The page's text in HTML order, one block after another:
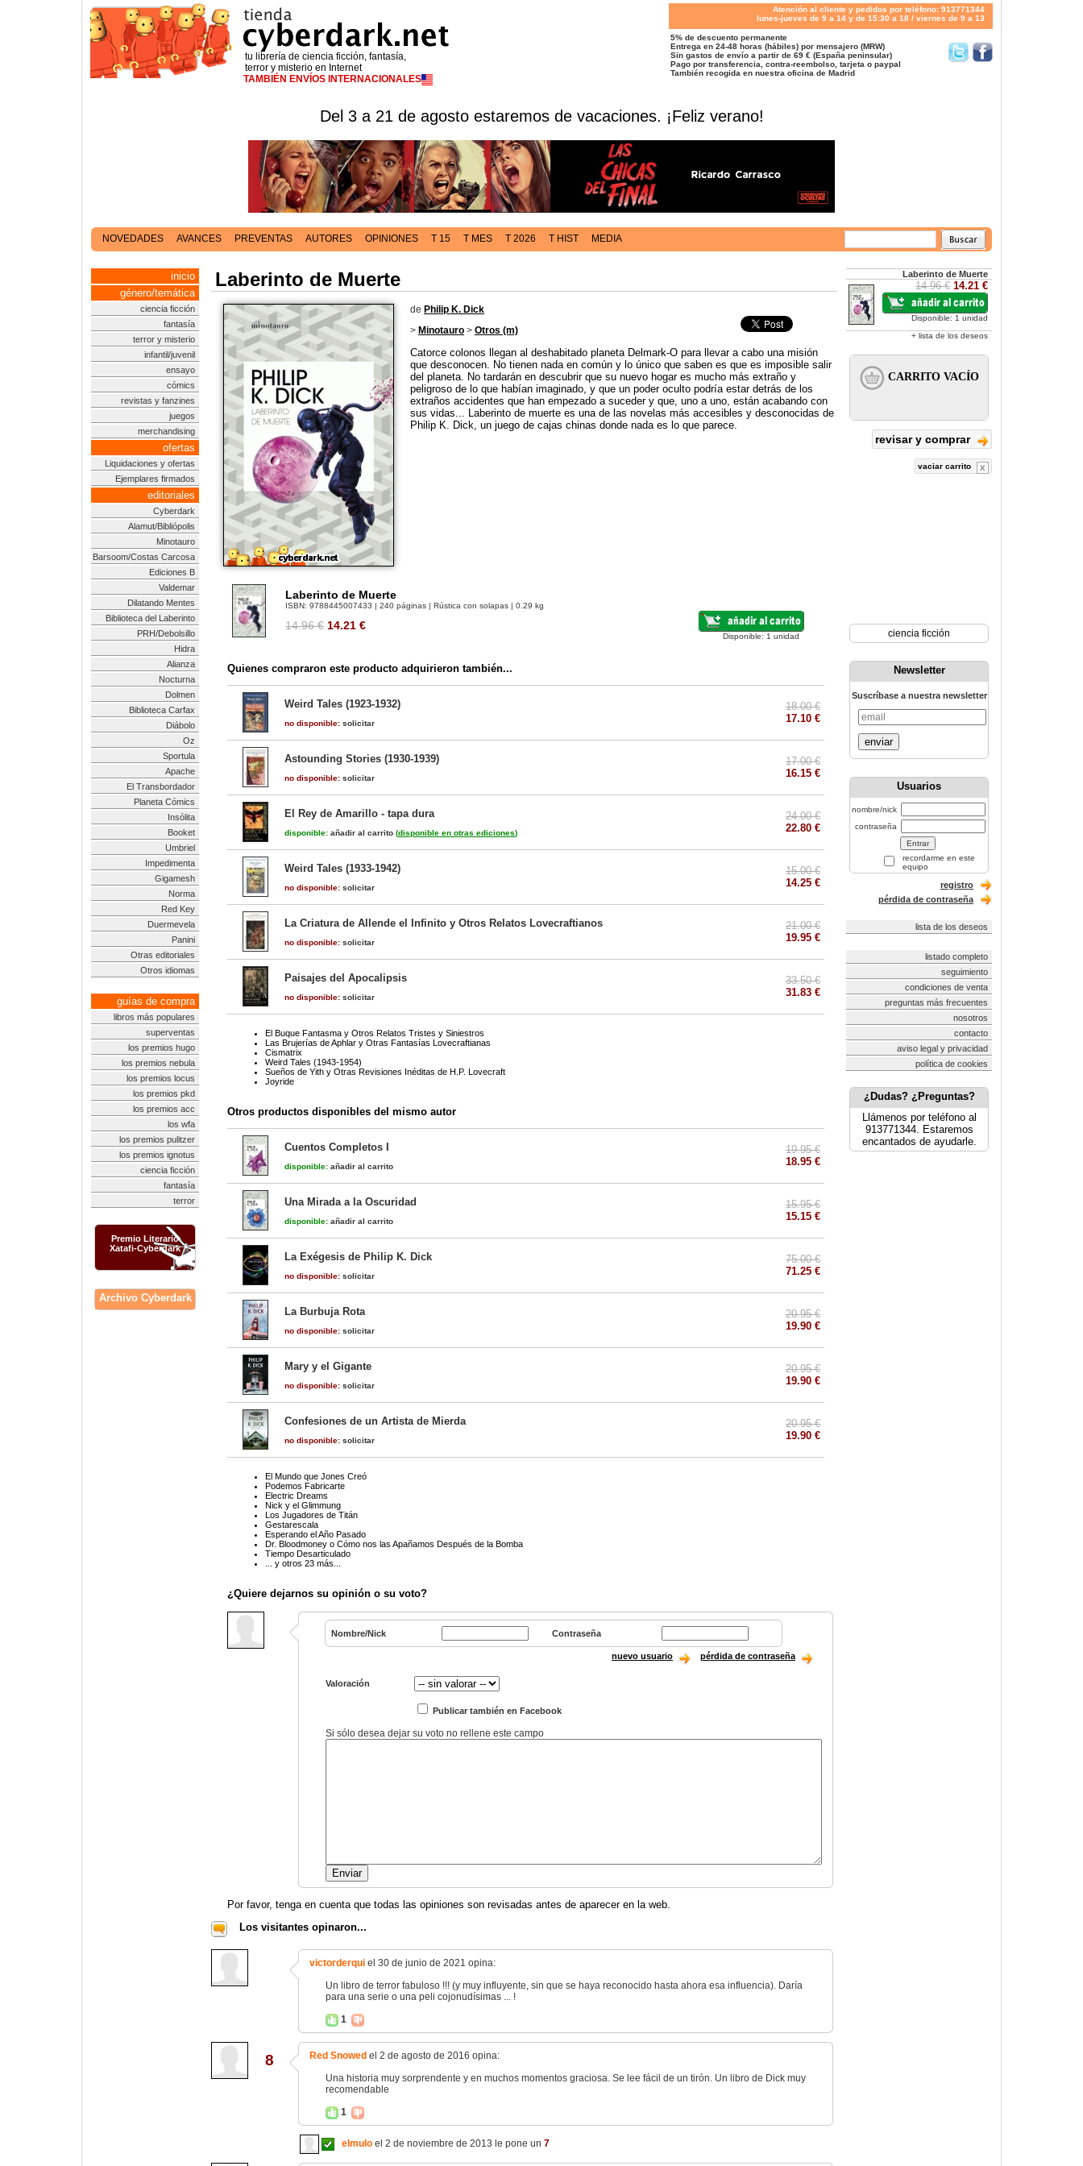
tu librería de ciencia ficción, fantasía,
terror y misterio en Internet
TAMBIÉN ENVÍOS INTERNACIONALES
Atención al cliente y pedidos por teléfono: 913771344
lunes-jueves de 9 a 14 y de 15:30 a 18 / viernes de 9 a 13
5% de descuento permanente
Entrega en 24-48 horas (hábiles) por mensajero (MRW)
Sin gastos de envío a partir de 69 € (España peninsular)
Pago por transferencia, contra-reembolso, tarjeta o paypal
También recogida en nuestra oficina de Madrid
Del 3 a 21 de agosto estaremos de vacaciones. ¡Feliz verano!
NOVEDADES AVANCES PREVENTAS AUTORES OPINIONES T 15 T MES T 2026 T HIST MEDIA
inicio
género/temática
ciencia ficción
fantasía
terror y misterio
infantil/juvenil
ensayo
cómics
revistas y fanzines
juegos
merchandising
ofertas
Liquidaciones y ofertas
Ejemplares firmados
editoriales
Cyberdark
Alamut/Bibliópolis
Minotauro
Barsoom/Costas Carcosa
Ediciones B
Valdemar
Dilatando Mentes
Biblioteca del Laberinto
PRH/Debolsillo
Hidra
Alianza
Nocturna
Dolmen
Biblioteca Carfax
Diábolo
Oz
Sportula
Apache
El Transbordador
Planeta Cómics
Insólita
Booket
Umbriel
Impedimenta
Gigamesh
Norma
Red Key
Duermevela
Panini
Otras editoriales
Otros idiomas
guías de compra
libros más populares
superventas
los premios hugo
los premios nebula
los premios locus
los premios pkd
los premios acc
los wfa
los premios pulitzer
los premios ignotus
ciencia ficción
fantasía
terror
Premio Literario
Xatafi-Cyberdark
Archivo Cyberdark
Laberinto de Muerte
de Philip K. Dick
> Minotauro > Otros (m)
Catorce colonos llegan al deshabitado planeta Delmark-O para llevar a cabo una misión
que desconocen. No tienen nada en común y lo único que saben es que es imposible salir
del planeta. No tardarán en descubrir que su nuevo hogar es mucho más extraño y
peligroso de lo que habían imaginado, y que un poder oculto podría estar detrás de los
extraños accidentes que han empezado a suceder y que, uno a uno, están acabando con
sus vidas... Laberinto de muerte es una de las novelas más accesibles y desconocidas de
Philip K. Dick, un juego de cajas chinas donde nada es lo que parece.
Laberinto de Muerte
ISBN: 9788445007433 | 240 páginas | Rústica con solapas | 0.29 kg
14.96 € 14.21 €
Disponible: 1 unidad
Quienes compraron este producto adquirieron también...
Weird Tales (1923-1932)
no disponible: solicitar
18.00 €
17.10 €
Astounding Stories (1930-1939)
no disponible: solicitar
17.00 €
16.15 €
El Rey de Amarillo - tapa dura
disponible: añadir al carrito (disponible en otras ediciones)
24.00 €
22.80 €
Weird Tales (1933-1942)
no disponible: solicitar
15.00 €
14.25 €
La Criatura de Allende el Infinito y Otros Relatos Lovecraftianos
no disponible: solicitar
21.00 €
19.95 €
Paisajes del Apocalipsis
no disponible: solicitar
33.50 €
31.83 €
El Buque Fantasma y Otros Relatos Tristes y Siniestros
Las Brujerías de Aphlar y Otras Fantasías Lovecraftianas
Cismatrix
Weird Tales (1943-1954)
Sueños de Yith y Otras Revisiones Inéditas de H.P. Lovecraft
Joyride
Otros productos disponibles del mismo autor
Cuentos Completos I
disponible: añadir al carrito
19.95 €
18.95 €
Una Mirada a la Oscuridad
disponible: añadir al carrito
15.95 €
15.15 €
La Exégesis de Philip K. Dick
no disponible: solicitar
75.00 €
71.25 €
La Burbuja Rota
no disponible: solicitar
20.95 €
19.90 €
Mary y el Gigante
no disponible: solicitar
20.95 €
19.90 €
Confesiones de un Artista de Mierda
no disponible: solicitar
20.95 €
19.90 €
El Mundo que Jones Creó
Podemos Fabricarte
Electric Dreams
Nick y el Glimmung
Los Jugadores de Titán
Gestarescala
Esperando el Año Pasado
Dr. Bloodmoney o Cómo nos las Apañamos Después de la Bomba
Tiempo Desarticulado
... y otros 23 más...
¿Quiere dejarnos su opinión o su voto?
Nombre/Nick Contraseña
nuevo usuario pérdida de contraseña
Valoración
Publicar también en Facebook
Si sólo desea dejar su voto no rellene este campo
Por favor, tenga en cuenta que todas las opiniones son revisadas antes de aparecer en la web.
Los visitantes opinaron...
victorderqui el 30 de junio de 2021 opina:
Un libro de terror fabuloso !!! (y muy influyente, sin que se haya reconocido hasta ahora esa influencia). Daría
para una serie o una peli cojonudísimas ... !
1
8 Red Snowed el 2 de agosto de 2016 opina:
Una historia muy sorprendente y en muchos momentos graciosa. Se lee fácil de un tirón. Un libro de Dick muy
recomendable
1
elmulo el 2 de noviembre de 2013 le pone un 7
Laberinto de Muerte
14.96 € 14.21 €
Disponible: 1 unidad
+ lista de los deseos
revisar y comprar
vaciar carrito
ciencia ficción
Newsletter
Suscríbase a nuestra newsletter
enviar
Usuarios
nombre/nick
contraseña
recordarme en este
equipo
registro
pérdida de contraseña
lista de los deseos
listado completo
seguimiento
condiciones de venta
preguntas más frecuentes
nosotros
contacto
aviso legal y privacidad
política de cookies
¿Dudas? ¿Preguntas?
Llámenos por teléfono al
913771344. Estaremos
encantados de ayudarle.